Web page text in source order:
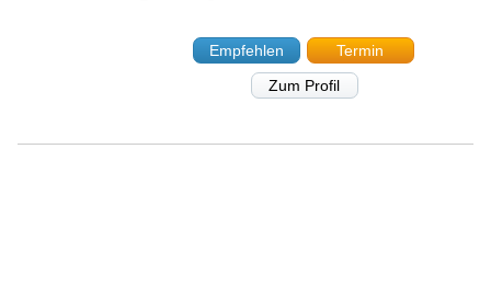
Empfehlen
Termin
Zum Profil